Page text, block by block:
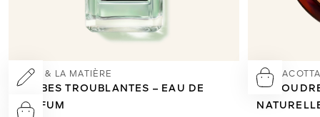
L'ART & LA MATIÈRE
HERBES TROUBLANTES – EAU DE
PARFUM
LA